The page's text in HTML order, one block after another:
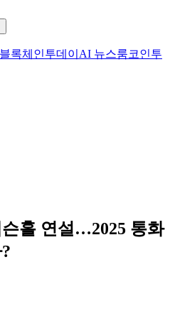
블록체인투데이 AI 뉴스룸코인투
홀 연설…2025 통화